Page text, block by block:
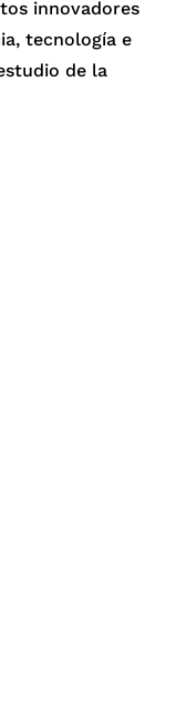
innovadores
tecnología e
de la